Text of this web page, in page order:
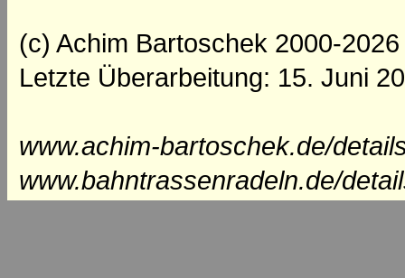
(c) Achim Bartoschek 2000-2026
Letzte Überarbeitung: 15. Juni
www.achim-bartoschek.de/
www.bahntrassenradeln.de/